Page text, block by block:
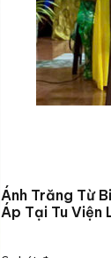
Ánh Trăng Từ
Áp Tại Tu Viện